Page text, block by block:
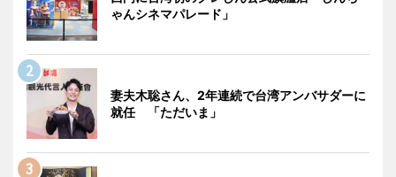
ゃんシネマパレード」
妻夫木聡さん、2年連続で台湾アンバサダーに
就任 「ただいま」